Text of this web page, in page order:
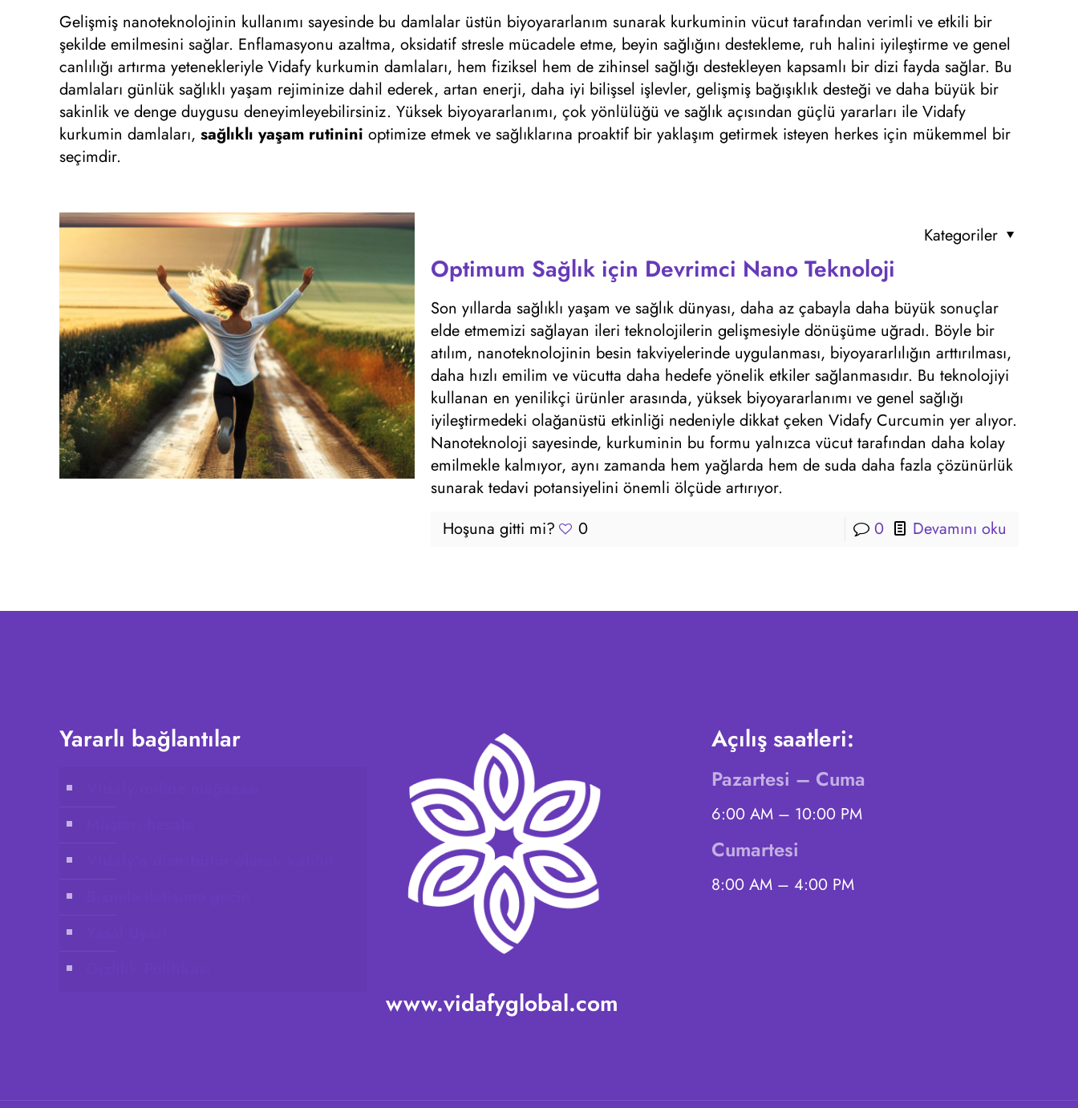
Gelişmiş nanoteknolojinin kullanımı sayesinde bu damlalar üstün biyoyararlanım sunarak kurkuminin vücut tarafından verimli ve etkili bir
şekilde emilmesini sağlar. Enflamasyonu azaltma, oksidatif stresle mücadele etme, beyin sağlığını destekleme, ruh halini iyileştirme ve genel
canlılığı artırma yetenekleriyle Vidafy kurkumin damlaları, hem fiziksel hem de zihinsel sağlığı destekleyen kapsamlı bir dizi fayda sağlar. Bu
damlaları günlük sağlıklı yaşam rejiminize dahil ederek, artan enerji, daha iyi bilişsel işlevler, gelişmiş bağışıklık desteği ve daha büyük bir
sakinlik ve denge duygusu deneyimleyebilirsiniz. Yüksek biyoyararlanımı, çok yönlülüğü ve sağlık açısından güçlü yararları ile Vidafy
kurkumin damlaları,sağlıklı yaşam rutinini optimize etmek ve sağlıklarına proaktif bir yaklaşım getirmek isteyen herkes için mükemmel bir
seçimdir.
Kategoriler
Optimum Sağlık için Devrimci Nano Teknoloji
Son yıllarda sağlıklı yaşam ve sağlık dünyası, daha az çabayla daha büyük sonuçlar
elde etmemizi sağlayan ileri teknolojilerin gelişmesiyle dönüşüme uğradı. Böyle bir
atılım, nanoteknolojinin besin takviyelerinde uygulanması, biyoyararlılığın arttırılması,
daha hızlı emilim ve vücutta daha hedefe yönelik etkiler sağlanmasıdır. Bu teknolojiyi
kullanan en yenilikçi ürünler arasında, yüksek biyoyararlanımı ve genel sağlığı
iyileştirmedeki olağanüstü etkinliği nedeniyle dikkat çeken Vidafy Curcumin yer alıyor.
Nanoteknoloji sayesinde, kurkuminin bu formu yalnızca vücut tarafından daha kolay
emilmekle kalmıyor, aynı zamanda hem yağlarda hem de suda daha fazla çözünürlük
sunarak tedavi potansiyelini önemli ölçüde artırıyor.
Hoşuna gitti mi?
0 0 Devamını oku
Yararlı bağlantılar
www.vidafyglobal.com
Açılış saatleri:
Pazartesi – Cuma
6:00 AM – 10:00 PM
Cumartesi
8:00 AM – 4:00 PM